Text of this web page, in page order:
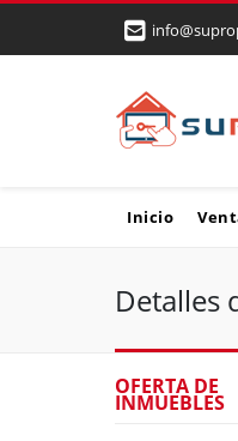
Inicio
Detalles
OFERTA DE
INMUEBLES